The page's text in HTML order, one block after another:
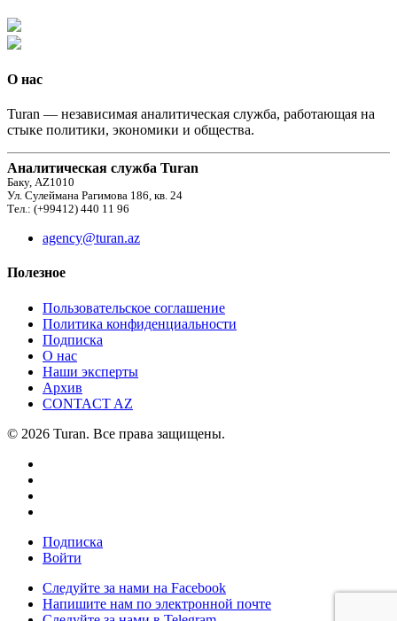
О нас
Turan — независимая аналитическая служба, работающая на
стыке политики, экономики и общества.
Аналитическая служба Turan
Баку, AZ1010
Ул. Сулеймана Рагимова 186, кв. 24
Тел.: (+99412) 440 11 96
agency@turan.az
Полезное
Пользовательское соглашение
Политика конфиденциальности
Подписка
О нас
Наши эксперты
Архив
CONTACT AZ
© 2026 Turan. Все права защищены.
Подписка
Войти
Следуйте за нами на Facebook
Напишите нам по электронной почте